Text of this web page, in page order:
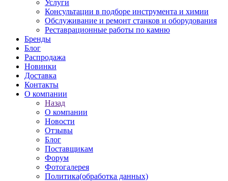
Услуги
Консультации в подборе инструмента и химии
Обслуживание и ремонт станков и оборудования
Реставрационные работы по камню
Бренды
Блог
Распродажа
Новинки
Доставка
Контакты
О компании
Назад
О компании
Новости
Отзывы
Блог
Поставщикам
Форум
Фотогалерея
Политика(обработка данных)